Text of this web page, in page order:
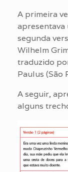
A primeira
apresentava
segunda
Wilhelm
traduzido
Paulus (São
A seguir,
alguns